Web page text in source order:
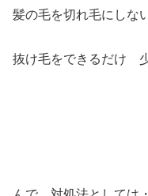
髪の毛を切れ毛にしな
抜け毛をできるだけ